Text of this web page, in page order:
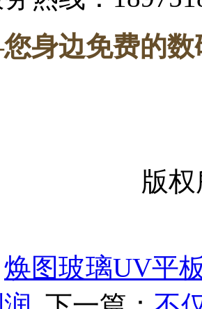
身边免费的数
版
焕图玻璃UV平